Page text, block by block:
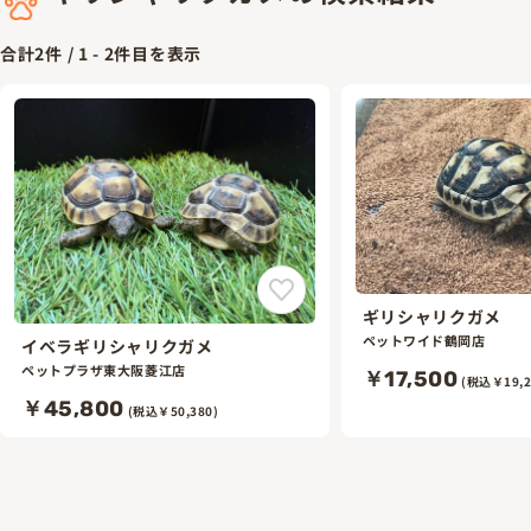
合計2件 / 1 - 2件目を表示
イベラギリシャリクガメ
ペットプラザ東大阪菱江店
￥45,800 (税込￥50,380)
ギリシャリクガメ
ペットワイド鶴岡店
￥17,500 (税込￥